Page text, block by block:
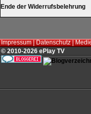
Ende der Widerrufsbelehrung
Impressum|Datenschutz|
© 2010-2026 ePlay TV